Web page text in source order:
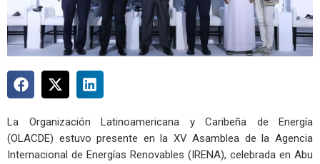
La Organización Latinoamericana y Caribeña de Energía
(OLACDE) estuvo presente en la XV Asamblea de la Agencia
Internacional de Energías Renovables (IRENA), celebrada en Abu